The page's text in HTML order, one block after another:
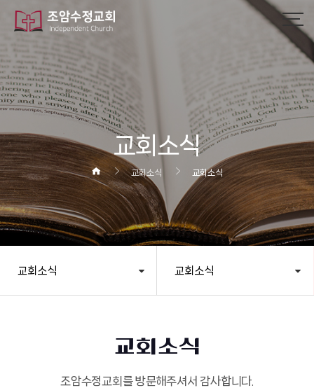
교회소식
교회소식 교회소식
교회소식 교회소식
교회소식
조암수정교회를 방문해주셔서 감사합니다.